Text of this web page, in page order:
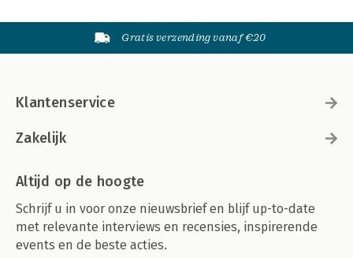
Gratis verzending vanaf €20
Klantenservice
Zakelijk
Altijd op de hoogte
Schrijf u in voor onze nieuwsbrief en blijf up-to-date
met relevante interviews en recensies, inspirerende
events en de beste acties.